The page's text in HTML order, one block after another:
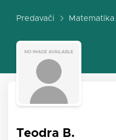
Predavači Matematika
Teodra B.